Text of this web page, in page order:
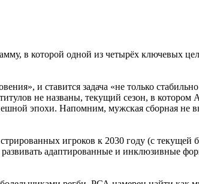
в которой одной из четырёх ключевых
и ставится задача «не только
не названы, текущий сезон, в котором
эпохи. Напомним, мужская сборная не
игроков к 2030 году (с текущей
адаптированные и инклюзивные